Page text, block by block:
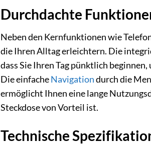
Durchdachte
Neben den Kernfunktionen wie
die Ihren Alltag erleichtern. Die
dass Sie Ihren Tag pünktlich
Die einfacheNavigationdurch die
ermöglicht Ihnen eine lange
Steckdose von Vorteil ist.
Technische